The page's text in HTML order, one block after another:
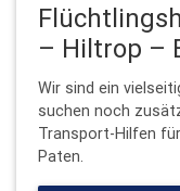
– Hiltrop –
Wir sind ein
suchen noch
Transport-Hilfen
Paten.